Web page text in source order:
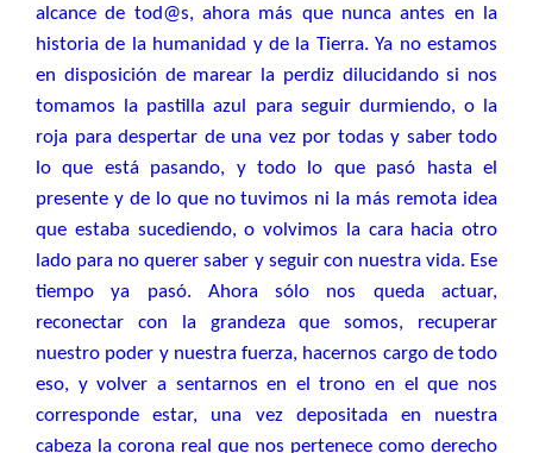
alcance de tod@s, ahora más que nunca antes en la
historia de la humanidad y de la Tierra. Ya no estamos
en disposición de marear la perdiz dilucidando si nos
tomamos la pastilla azul para seguir durmiendo, o la
roja para despertar de una vez por todas y saber todo
lo que está pasando, y todo lo que pasó hasta el
presente y de lo que no tuvimos ni la más remota idea
que estaba sucediendo, o volvimos la cara hacia otro
lado para no querer saber y seguir con nuestra vida. Ese
tiempo ya pasó. Ahora sólo nos queda actuar,
reconectar con la grandeza que somos, recuperar
nuestro poder y nuestra fuerza, hacernos cargo de todo
eso, y volver a sentarnos en el trono en el que nos
corresponde estar, una vez depositada en nuestra
cabeza la corona real que nos pertenece como derecho